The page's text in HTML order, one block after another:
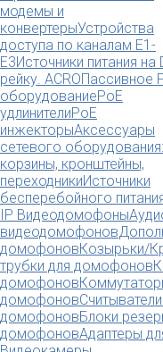
модемы и
конвертерыУстройства
доступа по каналам E1-
E3Источники питания на
рейку. ACROПассивное
оборудованиеPoE
удлинителиPoE
инжекторыАксессуары
сетевого оборудования:
корзины, кронштейны,
переходникиИсточники
бесперебойного
IP Видеодомофоны
видеодомофонов
домофоновКозырьки/
трубки для домофонов
домофонов
домофонов
домофоновБлоки
домофоновАдаптеры